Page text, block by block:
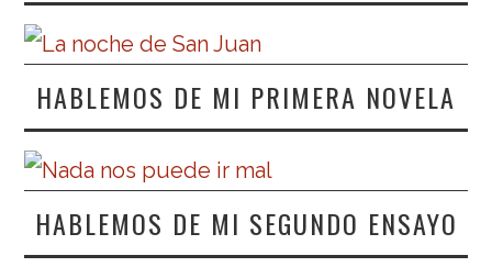
HABLEMOS DE MI PRIMERA NOVELA
HABLEMOS DE MI SEGUNDO ENSAYO